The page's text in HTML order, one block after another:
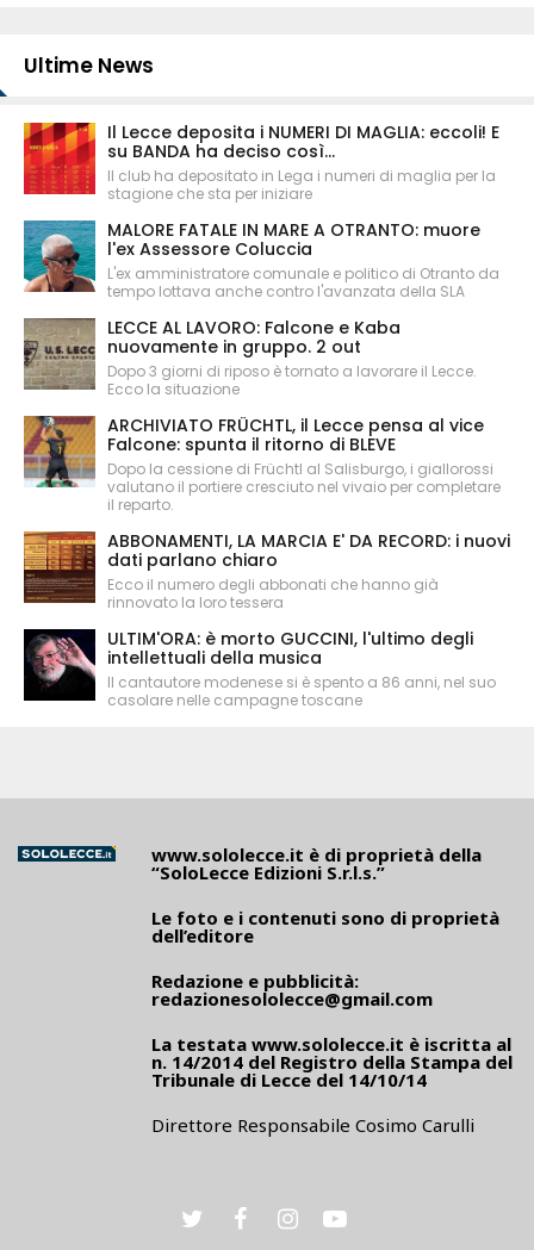
Ultime News
Il Lecce deposita i NUMERI DI MAGLIA: eccoli! E
su BANDA ha deciso così...
Il club ha depositato in Lega i numeri di maglia per la
stagione che sta per iniziare
MALORE FATALE IN MARE A OTRANTO: muore
l'ex Assessore Coluccia
L'ex amministratore comunale e politico di Otranto da
tempo lottava anche contro l'avanzata della SLA
LECCE AL LAVORO: Falcone e Kaba
nuovamente in gruppo. 2 out
Dopo 3 giorni di riposo è tornato a lavorare il Lecce.
Ecco la situazione
ARCHIVIATO FRÜCHTL, il Lecce pensa al vice
Falcone: spunta il ritorno di BLEVE
Dopo la cessione di Früchtl al Salisburgo, i giallorossi
valutano il portiere cresciuto nel vivaio per completare
il reparto.
ABBONAMENTI, LA MARCIA E' DA RECORD: i nuovi
dati parlano chiaro
Ecco il numero degli abbonati che hanno già
rinnovato la loro tessera
ULTIM'ORA: è morto GUCCINI, l'ultimo degli
intellettuali della musica
Il cantautore modenese si è spento a 86 anni, nel suo
casolare nelle campagne toscane
www.sololecce.it è di proprietà della
“SoloLecce Edizioni S.r.l.s.”
Le foto e i contenuti sono di proprietà
dell’editore
Redazione e pubblicità:
redazionesololecce@gmail.com
La testata www.sololecce.it è iscritta al
n. 14/2014 del Registro della Stampa del
Tribunale di Lecce del 14/10/14
Direttore Responsabile Cosimo Carulli